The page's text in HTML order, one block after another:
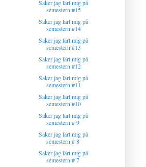
Saker jag lärt mig på
semestern #15
Saker jag lärt mig på
semestern #14
Saker jag lärt mig på
semestern #13
Saker jag lärt mig på
semestern #12
Saker jag lärt mig på
semestern #11
Saker jag lärt mig på
semestern #10
Saker jag lärt mig på
semestern # 9
Saker jag lärt mig på
semestern # 8
Saker jag lärt mig på
semestern # 7